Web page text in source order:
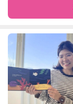
特徴 料金
サポートの特徴
資格